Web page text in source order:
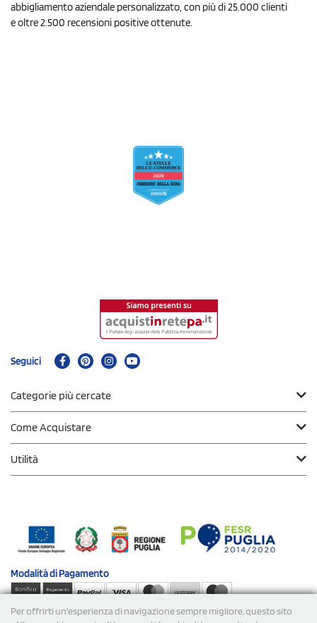
Per offrirti un'esperienza di navigazione sempre migliore, questo sito
abbigliamento aziendale personalizzato, con più di 25.000 clienti
e oltre 2.500 recensioni positive ottenute.
Seguici
Categorie più cercate
Come Acquistare
Utilità
Modalità diPagamento
Spedizioni